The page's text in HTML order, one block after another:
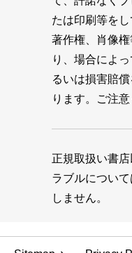
たは印刷等を
著作権、肖像
り、場合によ
るいは損害賠
ります。ご注意
正規取扱い書
ラブルについ
しません。